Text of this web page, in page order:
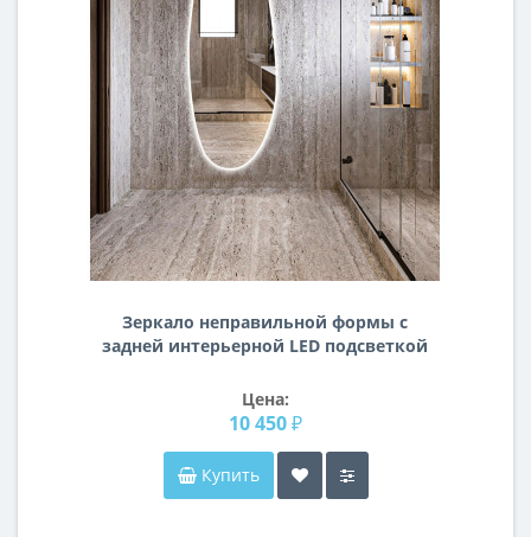
Зеркало неправильной формы с
задней интерьерной LED подсветкой
Цена:
10 450 ₽
Купить